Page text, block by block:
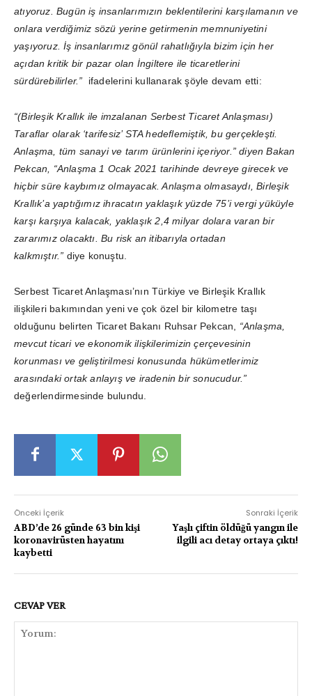
atıyoruz. Bugün iş insanlarımızın beklentilerini karşılamanın ve
onlara verdiğimiz sözü yerine getirmenin memnuniyetini
yaşıyoruz. İş insanlarımız gönül rahatlığıyla bizim için her
açıdan kritik bir pazar olan İngiltere ile ticaretlerini
sürdürebilirler.” ifadelerini kullanarak şöyle devam etti:
“(Birleşik Krallık ile imzalanan Serbest Ticaret Anlaşması)
Taraflar olarak ‘tarifesiz’ STA hedeflemiştik, bu gerçekleşti.
Anlaşma, tüm sanayi ve tarım ürünlerini içeriyor.” diyen Bakan
Pekcan, “Anlaşma 1 Ocak 2021 tarihinde devreye girecek ve
hiçbir süre kaybımız olmayacak. Anlaşma olmasaydı, Birleşik
Krallık’a yaptığımız ihracatın yaklaşık yüzde 75’i vergi yüküyle
karşı karşıya kalacak, yaklaşık 2,4 milyar dolara varan bir
zararımız olacaktı. Bu risk an itibarıyla ortadan
kalkmıştır.” diye konuştu.
Serbest Ticaret Anlaşması’nın Türkiye ve Birleşik Krallık
ilişkileri bakımından yeni ve çok özel bir kilometre taşı
olduğunu belirten Ticaret Bakanı Ruhsar Pekcan, “Anlaşma,
mevcut ticari ve ekonomik ilişkilerimizin çerçevesinin
korunması ve geliştirilmesi konusunda hükümetlerimiz
arasındaki ortak anlayış ve iradenin bir sonucudur.”
değerlendirmesinde bulundu.
Önceki İçerik
ABD’de 26 günde 63 bin kişi
koronavirüsten hayatını
kaybetti
Sonraki İçerik
Yaşlı çiftin öldüğü yangın ile
ilgili acı detay ortaya çıktı!
CEVAP VER